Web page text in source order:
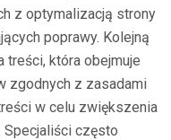
z optymalizacją strony
poprawy. Kolejną
treści, która obejmuje
zgodnych z zasadami
w celu zwiększenia
Specjaliści często